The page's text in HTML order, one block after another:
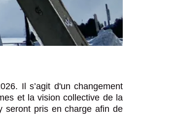
Il s’agit d'un changement
et la vision collective de la
seront pris en charge afin de